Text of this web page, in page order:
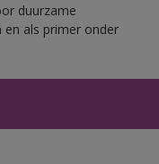
duurzame
en als primer onder